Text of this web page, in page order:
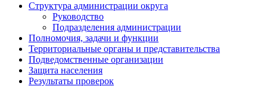
Структура администрации округа
Руководство
Подразделения администрации
Полномочия, задачи и функции
Территориальные органы и представительства
Подведомственные организации
Защита населения
Результаты проверок